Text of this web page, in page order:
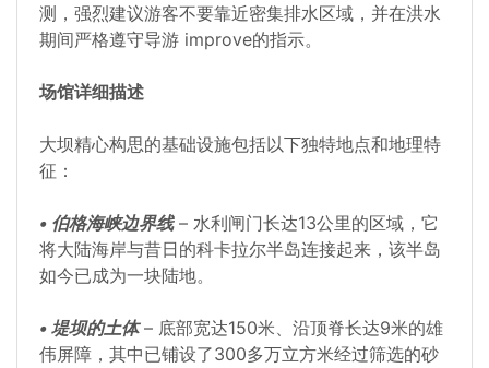
测，强烈建议游客不要靠近密集排水区域，并在洪水
期间严格遵守导游 improve的指示。
场馆详细描述
大坝精心构思的基础设施包括以下独特地点和地理特
征：
• 伯格海峡边界线– 水利闸门长达13公里的区域，它
将大陆海岸与昔日的科卡拉尔半岛连接起来，该半岛
如今已成为一块陆地。
• 堤坝的土体– 底部宽达150米、沿顶脊长达9米的雄
伟屏障，其中已铺设了300多万立方米经过筛选的砂